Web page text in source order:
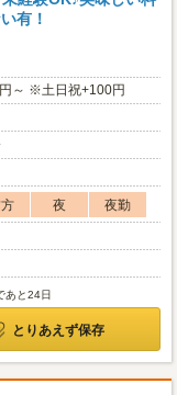
有！
～ ※土日祝+100円
夜
夜勤
あと24日
とりあえず保存